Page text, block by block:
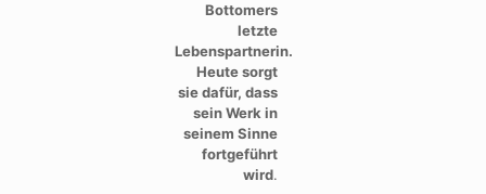
Bottomers
letzte
Lebenspartnerin.
Heute sorgt
sie dafür, dass
sein Werk in
seinem Sinne
fortgeführt
wird.